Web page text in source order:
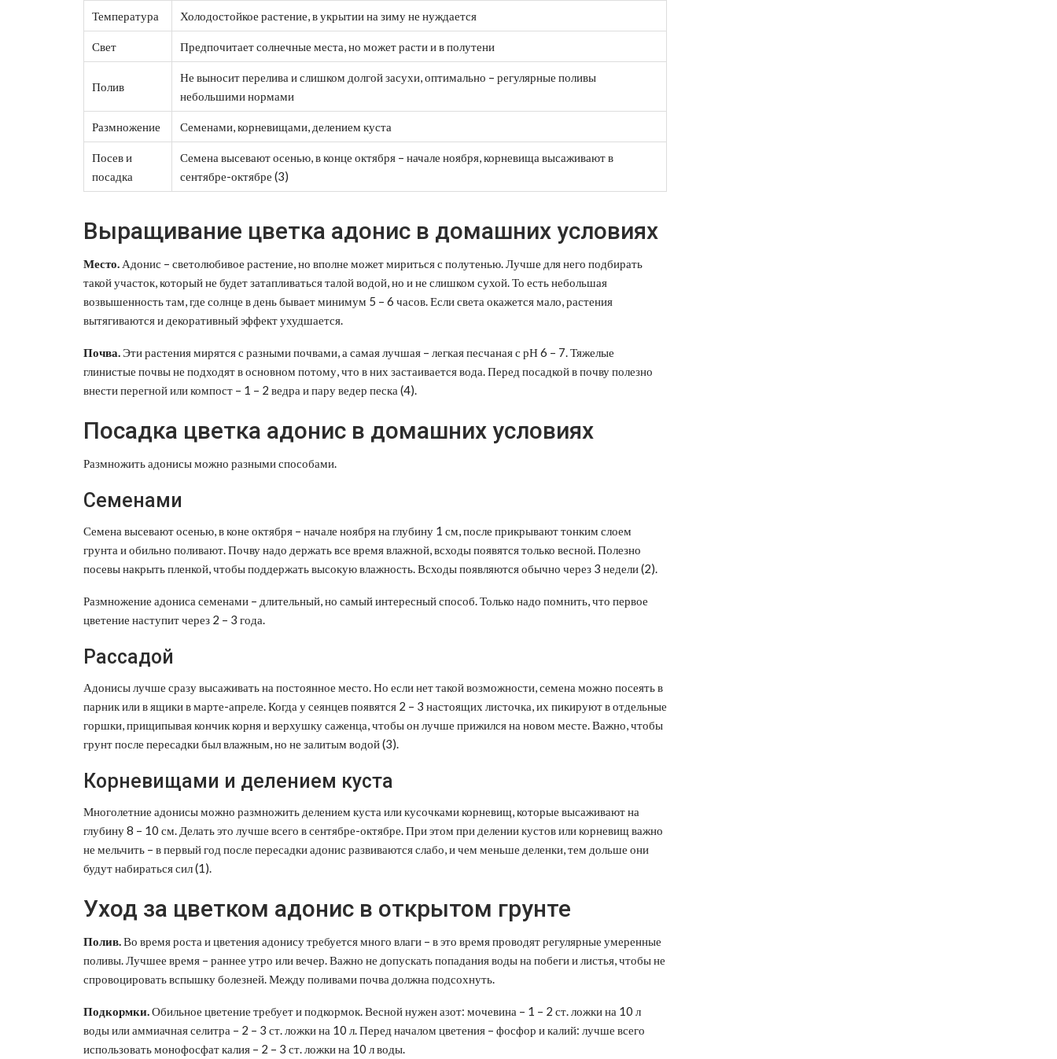
Температура Холодостойкое растение, в укрытии на зиму не нуждается
Свет Предпочитает солнечные места, но может расти и в полутени
Полив
Не выносит перелива и слишком долгой засухи, оптимально – регулярные поливы
небольшими нормами
Размножение Семенами, корневищами, делением куста
Посев и
посадка
Семена высевают осенью, в конце октября – начале ноября, корневища высаживают в
сентябре-октябре (3)
Выращивание цветка адонис в домашних условиях
Место. Адонис – светолюбивое растение, но вполне может мириться с полутенью. Лучше для него подбирать
такой участок, который не будет затапливаться талой водой, но и не слишком сухой. То есть небольшая
возвышенность там, где солнце в день бывает минимум 5 – 6 часов. Если света окажется мало, растения
вытягиваются и декоративный эффект ухудшается.
Почва.Эти растения мирятся с разными почвами, а самая лучшая – легкая песчаная с рН 6 – 7. Тяжелые
глинистые почвы не подходят в основном потому, что в них застаивается вода. Перед посадкой в почву полезно
внести перегной или компост – 1 – 2 ведра и пару ведер песка (4).
Посадка цветка адонис в домашних условиях
Размножить адонисы можно разными способами.
Семенами
Семена высевают осенью, в коне октября – начале ноября на глубину 1 см, после прикрывают тонким слоем
грунта и обильно поливают. Почву надо держать все время влажной, всходы появятся только весной. Полезно
посевы накрыть пленкой, чтобы поддержать высокую влажность. Всходы появляются обычно через 3 недели (2).
Размножение адониса семенами – длительный, но самый интересный способ. Только надо помнить, что первое
цветение наступит через 2 – 3 года.
Рассадой
Адонисы лучше сразу высаживать на постоянное место. Но если нет такой возможности, семена можно посеять в
парник или в ящики в марте-апреле. Когда у сеянцев появятся 2 – 3 настоящих листочка, их пикируют в отдельные
горшки, прищипывая кончик корня и верхушку саженца, чтобы он лучше прижился на новом месте. Важно, чтобы
грунт после пересадки был влажным, но не залитым водой (3).
Корневищами и делением куста
Многолетние адонисы можно размножить делением куста или кусочками корневищ, которые высаживают на
глубину 8 – 10 см. Делать это лучше всего в сентябре-октябре. При этом при делении кустов или корневищ важно
не мельчить – в первый год после пересадки адонис развиваются слабо, и чем меньше деленки, тем дольше они
будут набираться сил (1).
Уход за цветком адонис в открытом грунте
Полив.Во время роста и цветения адонису требуется много влаги – в это время проводят регулярные умеренные
поливы. Лучшее время – раннее утро или вечер. Важно не допускать попадания воды на побеги и листья, чтобы не
спровоцировать вспышку болезней. Между поливами почва должна подсохнуть.
Подкормки.Обильное цветение требует и подкормок. Весной нужен азот: мочевина – 1 – 2 ст. ложки на 10 л
воды или аммиачная селитра – 2 – 3 ст. ложки на 10 л. Перед началом цветения – фосфор и калий: лучше всего
использовать монофосфат калия – 2 – 3 ст. ложки на 10 л воды.